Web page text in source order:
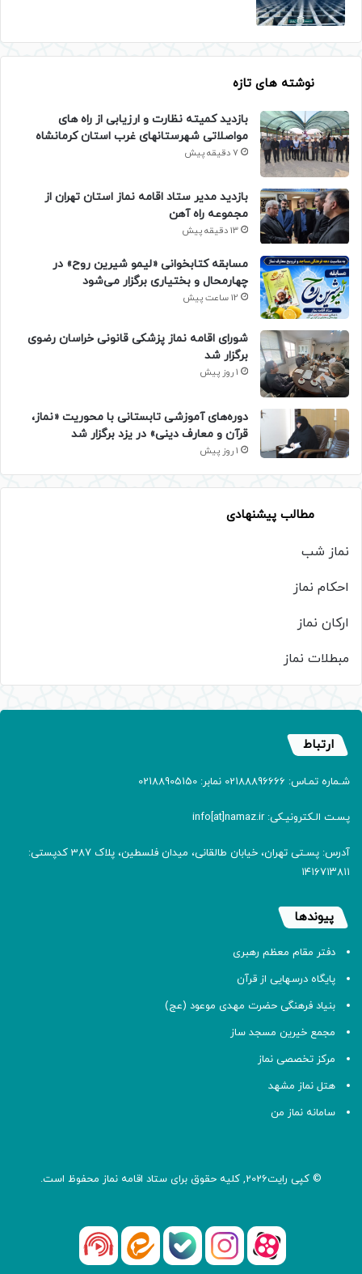
نوشته های تازه
بازدید کمیته نظارت و ارزیابی از راه های
مواصلاتی شهرستانهای غرب استان کرمانشاه
7 دقیقه پیش
بازدید مدیر ستاد اقامه نماز استان تهران از
مجموعه راه آهن
13 دقیقه پیش
مسابقه کتابخوانی «لیمو شیرین روح» در
چهارمحال و بختیاری برگزار می‌شود
12 ساعت پیش
شورای اقامه نماز پزشکی قانونی خراسان رضوی
برگزار شد
1 روز پیش
دوره‌های آموزشی تابستانی با محوریت «نماز،
قرآن و معارف دینی» در یزد برگزار شد
1 روز پیش
مطالب پیشنهادی
نماز شب
احکام نماز
ارکان نماز
مبطلات نماز
ارتباط
شـماره تمـاس: 02188896666 نمابر: 02188905150
پسـت الـکترونیـکی: info[at]namaz.ir
آدرس: پسـتی تهران، خیابان طالقانی، میدان فلسطین، پلاک 387 کدپستی:
۱۴۱۶۷۱۳۸۱۱
پیوندها
دفتر مقام معظم رهبری
پایگاه درسهایی از قرآن
بنیاد فرهنگی حضرت مهدی موعود (عج)
مجمع خیرین مسجد ساز
مرکز تخصصی نماز
هتل نماز مشهد
سامانه نماز من
© کپی رایت2026, کلیه حقوق برای ستاد اقامه نماز محفوظ است.
آپارات اینستاگرام
بله ایتا